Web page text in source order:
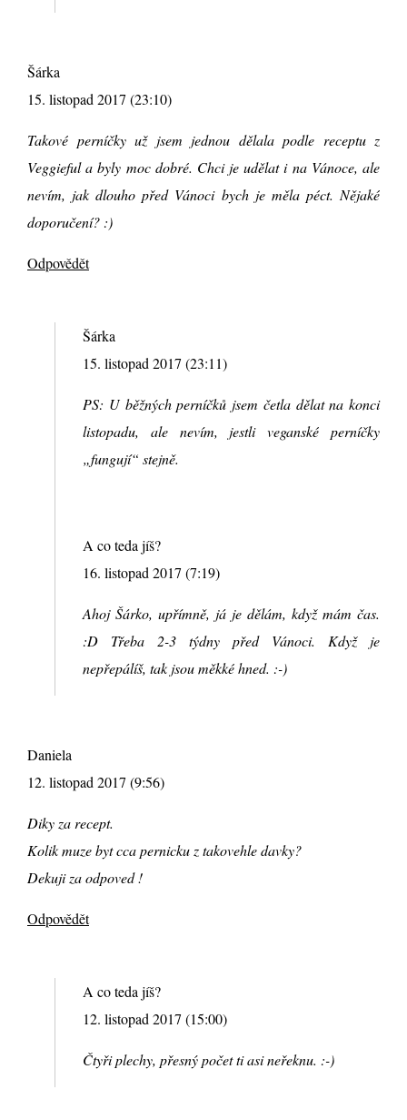
Šárka
15. listopad 2017 (23:10)
Takové perníčky už jsem jednou dělala podle receptu z
Veggieful a byly moc dobré. Chci je udělat i na Vánoce, ale
nevím, jak dlouho před Vánoci bych je měla péct. Nějaké
doporučení? :)
Odpovědět
Šárka
15. listopad 2017 (23:11)
PS: U běžných perníčků jsem četla dělat na konci
listopadu, ale nevím, jestli veganské perníčky
„fungují“ stejně.
A co teda jíš?
16. listopad 2017 (7:19)
Ahoj Šárko, upřímně, já je dělám, když mám čas.
:D Třeba 2-3 týdny před Vánoci. Když je
nepřepálíš, tak jsou měkké hned. :-)
Daniela
12. listopad 2017 (9:56)
Diky za recept.
Kolik muze byt cca pernicku z takovehle davky?
Dekuji za odpoved !
Odpovědět
A co teda jíš?
12. listopad 2017 (15:00)
Čtyři plechy, přesný počet ti asi neřeknu. :-)